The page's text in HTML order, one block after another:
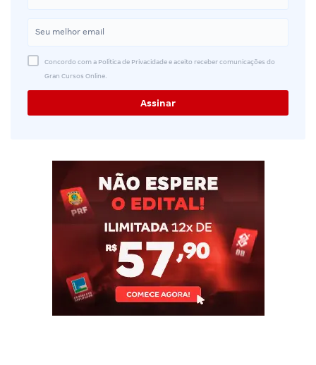
Concordo com a Política de Privacidade e aceito receber comunicações do
Gran Cursos Online.